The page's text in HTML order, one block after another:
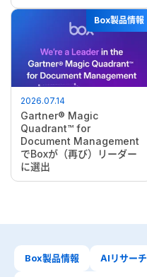
Box製品情報
2026.07.14
Gartner® Magic
Quadrant™ for
Document Management
でBoxが（再び）リーダー
に選出
Box製品情報 AIリサーチ